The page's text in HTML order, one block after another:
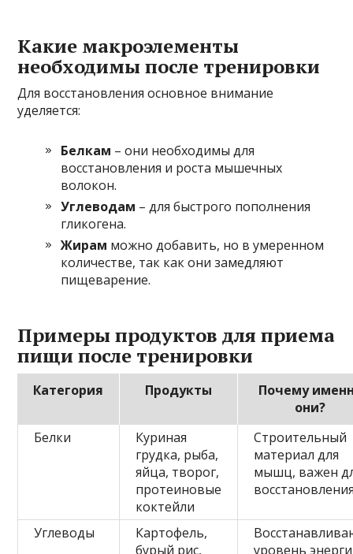
Какие макроэлементы
необходимы после тренировки
Для восстановления основное внимание
уделяется:
Белкам – они необходимы для
восстановления и роста мышечных
волокон.
Углеводам – для быстрого пополнения
гликогена.
Жирам можно добавить, но в умеренном
количестве, так как они замедляют
пищеварение.
Примеры продуктов для приема
пищи после тренировки
Категория Продукты
Почему
они?
Белки
Куриная
грудка, рыба,
яйца, творог,
протеиновые
коктейли
Строительный
материал для
мышц, важен
Углеводы
Картофель,
бурый рис,
уровень